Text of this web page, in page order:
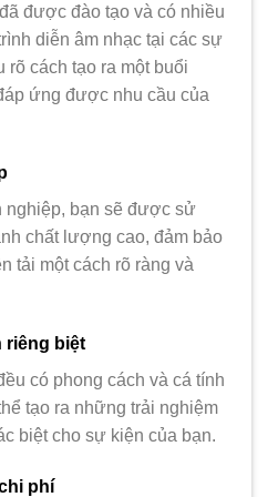
được đào tạo và có nhiều
diễn âm nhạc tại các sự
rõ cách tạo ra một buổi
ứng được nhu cầu của
nghiệp, bạn sẽ được sử
chất lượng cao, đảm bảo
tải một cách rõ ràng và
riêng biệt
có phong cách và cá tính
tạo ra những trải nghiệm
biệt cho sự kiện của bạn.
phí